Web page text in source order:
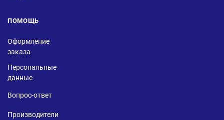
ПОМОЩЬ
Оформление
заказа
Персональные
данные
Вопрос-ответ
Производители